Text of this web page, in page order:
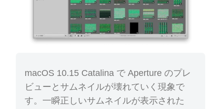
macOS 10.15 Catalina で Aperture のプレ
ビューとサムネイルが壊れていく現象で
す。一瞬正しいサムネイルが表示された